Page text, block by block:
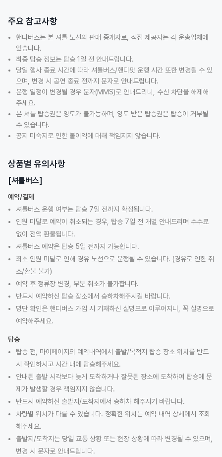
주요 참고사항
핸디버스는 본 셔틀 노선의 판매 중개자로, 직접 제공자는 각 운송업체에
있습니다.
최종 탑승 정보는 탑승 1일 전 안내드립니다.
당일 행사 종료 시간에 따라 셔틀버스/핸디팟 운행 시간 또한 변경될 수 있
으며, 변경 시 공연 종료 전까지 문자로 안내드립니다.
운행 일정이 변경될 경우 문자(MMS)로 안내드리니, 수신 차단을 해제해
주세요.
본 셔틀 탑승권은 양도가 불가능하며, 양도 받은 탑승권은 탑승이 거부될
수 있습니다.
공지 미숙지로 인한 불이익에 대해 책임지지 않습니다.
상품별 유의사항
[셔틀버스]
예약/결제
셔틀버스 운행 여부는 탑승 7일 전까지 확정됩니다.
인원 미달로 예약이 취소되는 경우, 탑승 7일 전 개별 안내드리며 수수료
없이 전액 환불됩니다.
셔틀버스 예약은 탑승 5일 전까지 가능합니다.
최소 인원 미달로 인해 경유 노선으로 운행될 수 있습니다. (경유로 인한 취
소/환불 불가)
예약 후 정류장 변경, 부분 취소가 불가합니다.
반드시 예약하신 탑승 장소에서 승하차해주시길 바랍니다.
명단 확인은 핸디버스 가입 시 기재하신 실명으로 이루어지니, 꼭 실명으로
예약해주세요.
탑승
탑승 전, 마이페이지의 예약내역에서 출발/목적지 탑승 장소 위치를 반드
시 확인하시고 시간 내에 탑승해주세요.
안내된 출발 시각보다 늦게 도착하거나 잘못된 장소에 도착하여 탑승에 문
제가 발생할 경우 책임지지 않습니다.
반드시 예약하신 출발지/도착지에서 승하차 해주시기 바랍니다.
차량별 위치가 다를 수 있습니다. 정확한 위치는 예약 내역 상세에서 조회
해주세요.
출발지/도착지는 당일 교통 상황 또는 현장 상황에 따라 변경될 수 있으며,
변경 시 문자로 안내드립니다.